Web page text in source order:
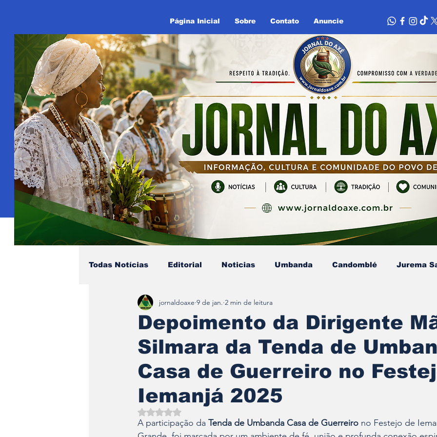
Página Inicial Sobre Contato Anuncie
Todas Notícias Editorial Noticias Umbanda Candomblé Jurema
Colunista - Pai Soares Colunista - Mestre Kaluanã
Eventos no Axé Colunista - Pai Gamby Ekedy Nadja Ómi Afefé
Depoimento da Dirigente
Silmara da Tenda de
Casa de Guerreiro no
Iemanjá 2025
jornaldoaxe 9 de jan. 2 min de leitura
Avaliado com NaN de 5 estrelas.
A participação da Tenda de Umbanda Casa de Guerreiro no Festejo de